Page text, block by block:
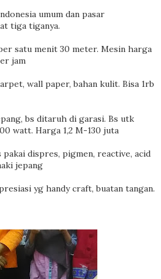
umum dan pasar
tiga tiganya.
satu menit 30 meter. Mesin harga
jam
wall paper, bahan kulit. Bisa 1rb
bs ditaruh di garasi. Bs utk
watt. Harga 1,2 M-130 juta
dispres, pigmen, reactive, acid
jepang
yg handy craft, buatan tangan.